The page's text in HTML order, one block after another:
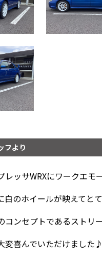
フより
レッサWRXにワークエ
白のホイールが映えてと
コンセプトであるストリ
変喜んでいただけました♪